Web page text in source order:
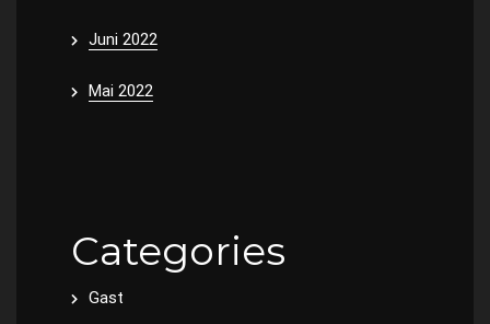
Juni 2022
Mai 2022
Categories
Gast